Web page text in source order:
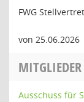
FWG
von 25.06.2026
MITGLIEDER
Ausschuss für